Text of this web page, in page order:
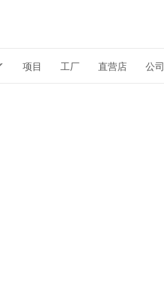
项目 工厂 直营店 公司